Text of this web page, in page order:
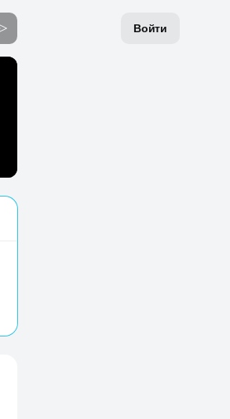
Войти